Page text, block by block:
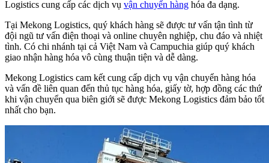
Logistics cung cấp các dịch vụ vận chuyển hàng hóa đa dạng.
Tại Mekong Logistics, quý khách hàng sẽ được tư vấn tận tình từ
đội ngũ tư vấn điện thoại và online chuyên nghiệp, chu đáo và nhiệt
tình. Có chi nhánh tại cả Việt Nam và Campuchia giúp quý khách
giao nhận hàng hóa vô cùng thuận tiện và dễ dàng.
Mekong Logistics cam kết cung cấp dịch vụ vận chuyển hàng hóa
và vấn đề liên quan đến thủ tục hàng hóa, giấy tờ, hợp đồng các thứ
khi vận chuyển qua biên giới sẽ được Mekong Logistics đảm bảo tốt
nhất cho bạn.